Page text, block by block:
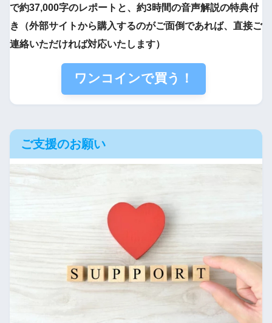
で約37,000字のレポートと、約3時間の音声解説の特典付
き（外部サイトから購入するのがご面倒であれば、直接ご
連絡いただければ対応いたします）
ワンコインで買う！
ご支援のお願い